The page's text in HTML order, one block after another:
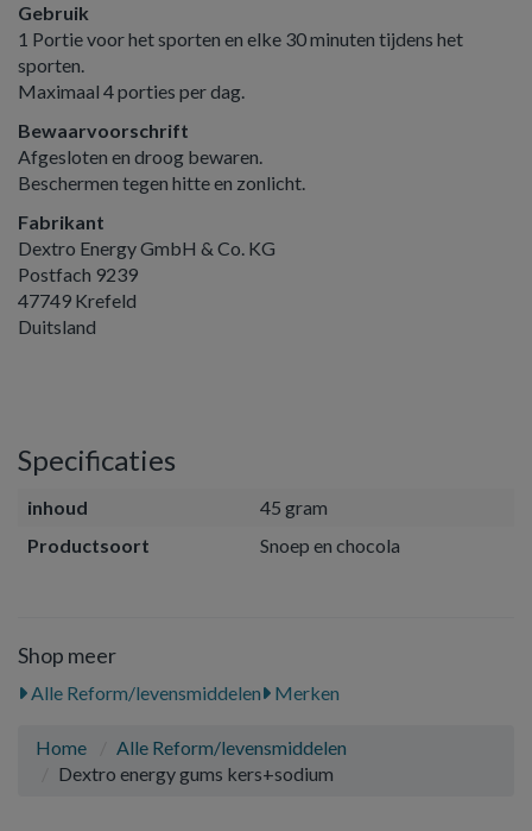
Gebruik
1 Portie voor het sporten en elke 30 minuten tijdens het
sporten.
Maximaal 4 porties per dag.
Bewaarvoorschrift
Afgesloten en droog bewaren.
Beschermen tegen hitte en zonlicht.
Fabrikant
Dextro Energy GmbH & Co. KG
Postfach 9239
47749 Krefeld
Duitsland
Specificaties
inhoud
45 gram
Productsoort
Snoep en chocola
Shop meer
Alle Reform/levensmiddelen Merken
Home
Alle Reform/levensmiddelen
Dextro energy gums kers+sodium